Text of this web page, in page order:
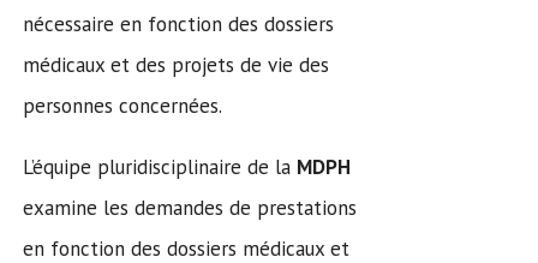
nécessaire en fonction des dossiers
médicaux et des projets de vie des
personnes concernées.
L’équipe pluridisciplinaire de la MDPH
examine les demandes de prestations
en fonction des dossiers médicaux et